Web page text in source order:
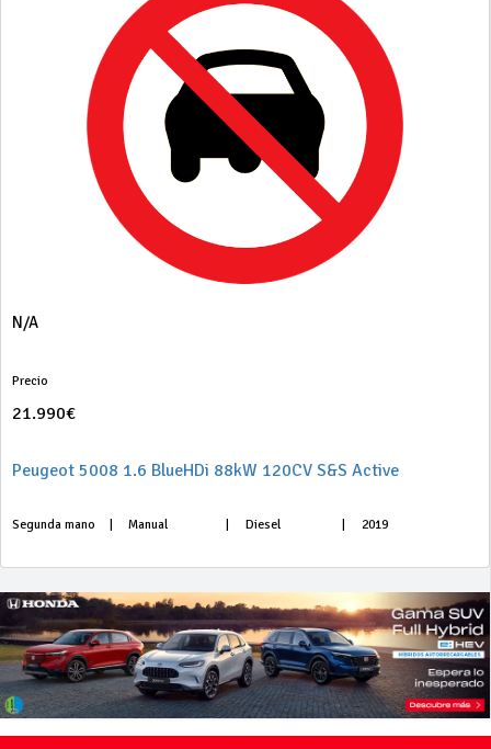
N/A
Precio
21.990€
Peugeot 5008 1.6 BlueHDi 88kW 120CV S&S Active
Segunda mano Manual Diesel 2019